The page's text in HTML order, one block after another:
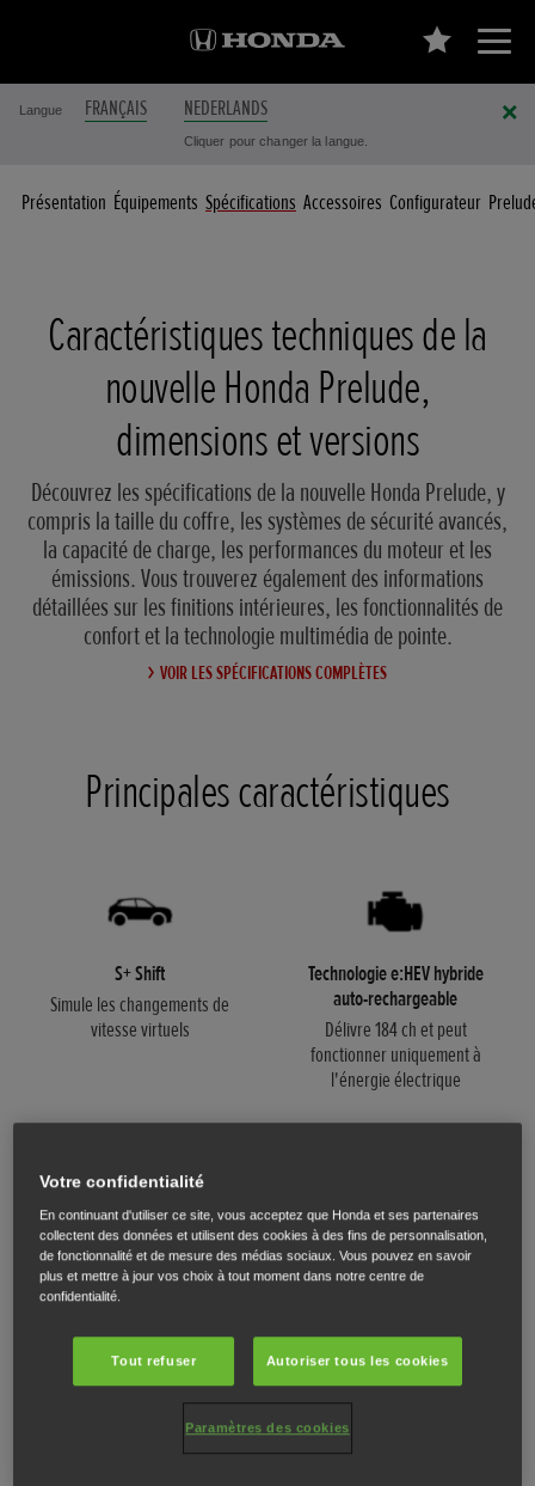
Langue FRANÇAIS NEDERLANDS
Cliquer pour changer la langue.
Présentation Équipements Spécifications Accessoires Configurateur
Caractéristiques techniques de la
nouvelle Honda Prelude,
dimensions et versions
Découvrez les spécifications de la nouvelle Honda Prelude, y
compris la taille du coffre, les systèmes de sécurité avancés,
la capacité de charge, les performances du moteur et les
émissions. Vous trouverez également des informations
détaillées sur les finitions intérieures, les fonctionnalités de
confort et la technologie multimédia de pointe.
VOIR LES SPÉCIFICATIONS COMPLÈTES
Principales caractéristiques
S+ Shift
Simule les changements de
vitesse virtuels
Technologie e:HEV hybride
auto-rechargeable
Délivre 184 ch et peut
fonctionner uniquement à
l'énergie électrique
Autonomie réelle
La Prelude peut parcourir
réservoir plein et atteint
des émissions de CO₂ de
Votre confidentialité
En continuant d'utiliser ce site, vous acceptez que Honda et ses partenaires
collectent des données et utilisent des cookies à des fins de personnalisation,
de fonctionnalité et de mesure des médias sociaux. Vous pouvez en savoir
plus et mettre à jour vos choix à tout moment dans notre centre de
confidentialité.
Tout refuser Autoriser tous les cookies
Paramètres des cookies